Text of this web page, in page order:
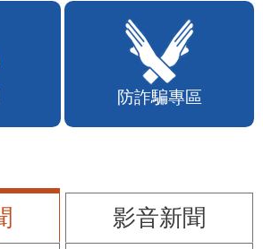
防詐騙專區
影音新聞